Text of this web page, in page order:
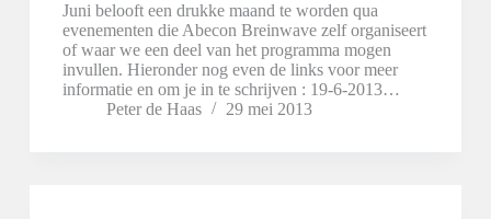
Juni belooft een drukke maand te worden qua
evenementen die Abecon Breinwave zelf organiseert
of waar we een deel van het programma mogen
invullen. Hieronder nog even de links voor meer
informatie en om je in te schrijven : 19-6-2013…
Peter de Haas
29 mei 2013